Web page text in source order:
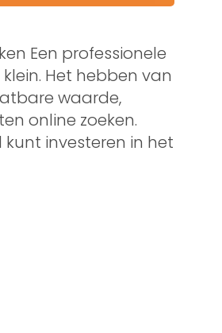
Een professionele
Het hebben van
waarde,
online zoeken.
investeren in het